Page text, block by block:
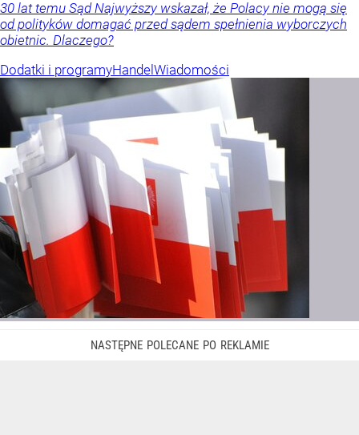
30 lat temu Sąd Najwyższy wskazał, że Polacy nie mogą się
od polityków domagać przed sądem spełnienia wyborczych
obietnic. Dlaczego?
Dodatki i programyHandel Wiadomości